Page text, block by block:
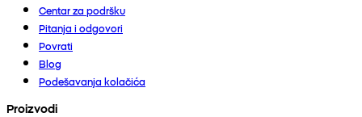
Centar za podršku
Pitanja i odgovori
Povrati
Blog
Podešavanja kolačića
Proizvodi